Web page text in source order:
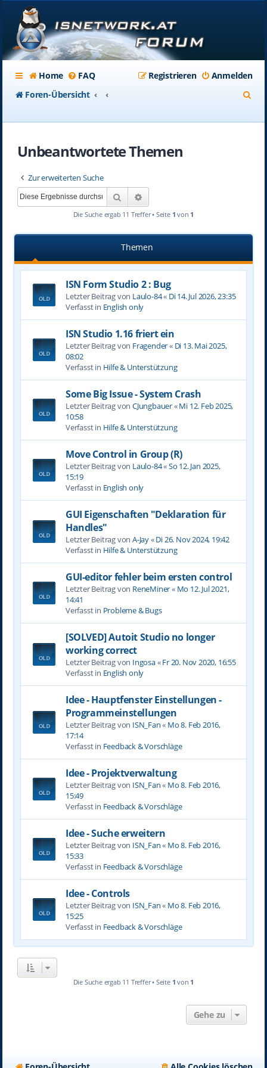
Home FAQ Anmelden
Registrieren
Foren-Übersicht
Unbeantwortete Themen
Zur erweiterten Suche
Suche
Die Suche ergab 11 Treffer • Seite 1 von 1
Themen
ISN Form Studio 2 : Bug
Letzter Beitrag von Laulo-84« Di 14. Jul 2026, 23:35
Verfasst in English only
ISN Studio 1.16 friert ein
Letzter Beitrag von Fragender« Di 13. Mai 2025,
08:02
Verfasst in Hilfe & Unterstützung
Some Big Issue - System Crash
Letzter Beitrag von CJungbauer«Mi 12. Feb 2025,
10:58
Verfasst in Hilfe & Unterstützung
Move Control in Group (R)
Letzter Beitrag von Laulo-84«So 12. Jan 2025,
15:19
Verfasst in English only
GUI Eigenschaften "Deklaration für
Handles"
Letzter Beitrag von A-Jay«Di 26. Nov 2024, 19:42
Verfasst in Hilfe & Unterstützung
GUI-editor fehler beim ersten control
Letzter Beitrag von ReneMiner« Mo 12. Jul 2021,
14:41
Verfasst in Probleme & Bugs
[SOLVED] Autoit Studio no longer
working correct
Letzter Beitrag von Ingosa«Fr 20. Nov 2020, 16:55
Verfasst in English only
Idee - Hauptfenster Einstellungen -
Programmeinstellungen
Letzter Beitrag von ISN_Fan« Mo 8. Feb 2016,
17:14
Verfasst in Feedback & Vorschläge
Idee - Projektverwaltung
Letzter Beitrag von ISN_Fan« Mo 8. Feb 2016,
15:49
Verfasst in Feedback & Vorschläge
Idee - Suche erweitern
Letzter Beitrag von ISN_Fan« Mo 8. Feb 2016,
15:33
Verfasst in Feedback & Vorschläge
Idee - Controls
Letzter Beitrag von ISN_Fan« Mo 8. Feb 2016,
15:25
Verfasst in Feedback & Vorschläge
Die Suche ergab 11 Treffer • Seite 1 von 1
Gehe zu